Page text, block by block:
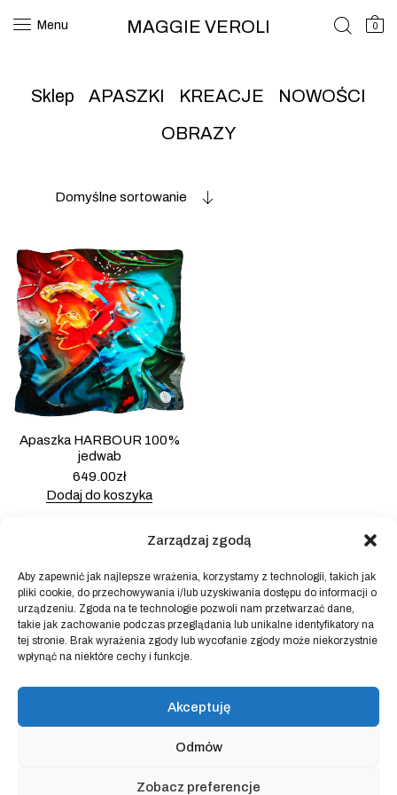
Zarządzaj zgodą
Aby zapewnić jak najlepsze wrażenia, korzystamy z technologii, takich jak
pliki cookie, do przechowywania i/lub uzyskiwania dostępu do informacji o
urządzeniu. Zgoda na te technologie pozwoli nam przetwarzać dane,
takie jak zachowanie podczas przeglądania lub unikalne identyfikatory na
tej stronie. Brak wyrażenia zgody lub wycofanie zgody może niekorzystnie
wpłynąć na niektóre cechy i funkcje.
Akceptuję
Odmów
Zobacz preferencje
Menu MAGGIE VEROLI 0
Sklep APASZKI KREACJE
NOWOŚCI
OBRAZY
Domyślne sortowanie
Apaszka HARBOUR 100%
jedwab
649.00zł
Dodaj do koszyka
Powered byBlock Shop.
sklep
blog
kontakt
Regulamin sklepu internetowego